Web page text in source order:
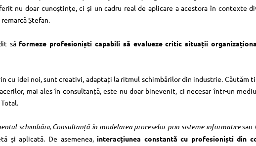
nu doar cunoștințe, ci și un cadru real de aplicare a acestora în contexte
Ștefan.
să formeze profesioniști capabili să evalueze critic situații
cu idei noi, sunt creativi, adaptați la ritmul schimbărilor din industrie. Căutăm
mai ales în consultanță, este nu doar binevenit, ci necesar într-un
schimbării, Consultanță în modelarea proceselor prin sisteme informaticesau
și aplicată. De asemenea, interacțiunea constantă cu profesioniști din